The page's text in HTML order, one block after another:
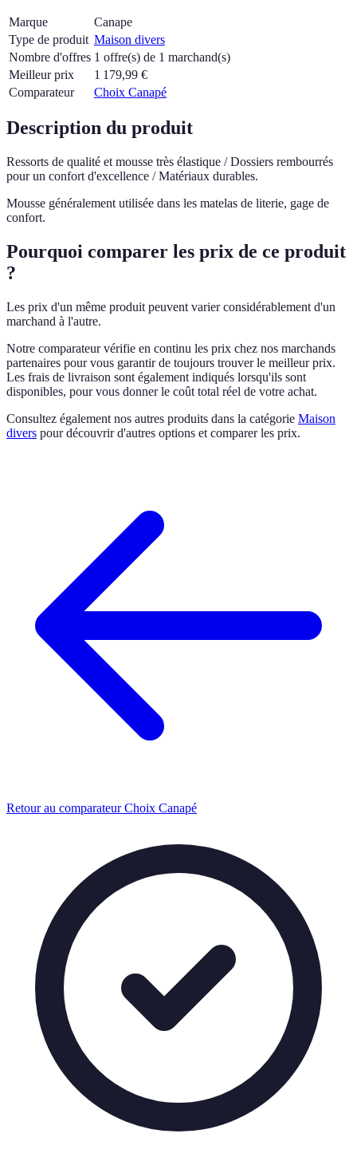
Marque
Canape
Type de produit Maison divers
Nombre d'offres 1 offre(s) de 1 marchand(s)
Meilleur prix
1 179,99 €
Comparateur
Choix Canapé
Description du produit
Ressorts de qualité et mousse très élastique / Dossiers rembourrés
pour un confort d'excellence / Matériaux durables.
Mousse généralement utilisée dans les matelas de literie, gage de
confort.
Pourquoi comparer les prix de ce produit
?
Les prix d'un même produit peuvent varier considérablement d'un
marchand à l'autre.
Notre comparateur vérifie en continu les prix chez nos marchands
partenaires pour vous garantir de toujours trouver le meilleur prix.
Les frais de livraison sont également indiqués lorsqu'ils sont
disponibles, pour vous donner le coût total réel de votre achat.
Consultez également nos autres produits dans la catégorie Maison
divers pour découvrir d'autres options et comparer les prix.
Retour au comparateur Choix Canapé